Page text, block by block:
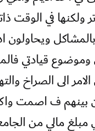
في الوقت
ويحاولون
قيادتي
الى الصراخ
بينهم ف اصمت
مالي من